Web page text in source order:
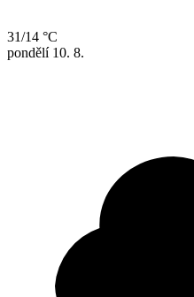
31/14 °C
pondělí 10. 8.